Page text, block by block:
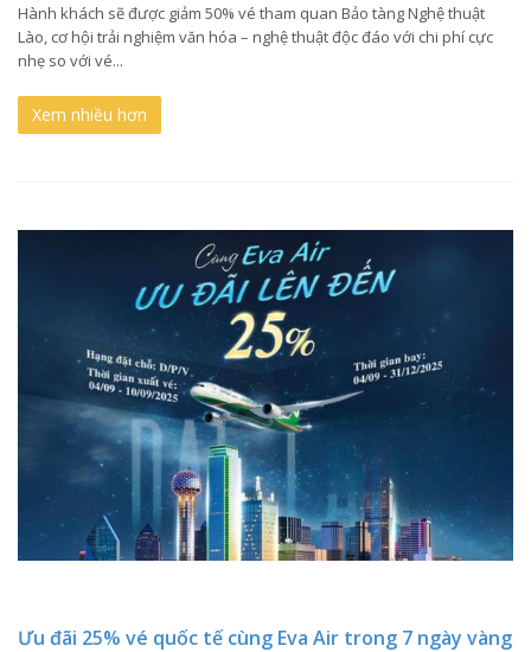
Hành khách sẽ được giảm 50% vé tham quan Bảo tàng Nghệ thuật
Lào, cơ hội trải nghiệm văn hóa – nghệ thuật độc đáo với chi phí cực
nhẹ so với vé...
Xem nhiều hơn
Ưu đãi 25% vé quốc tế cùng Eva Air trong 7 ngày vàng